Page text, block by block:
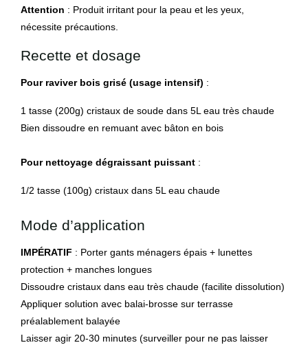
Attention : Produit irritant pour la peau et les yeux,
nécessite précautions.
Recette et dosage
Pour raviver bois grisé (usage intensif) :
1 tasse (200g) cristaux de soude dans 5L eau très chaude
Bien dissoudre en remuant avec bâton en bois
Pour nettoyage dégraissant puissant :
1/2 tasse (100g) cristaux dans 5L eau chaude
Mode d’application
IMPÉRATIF : Porter gants ménagers épais + lunettes
protection + manches longues
Dissoudre cristaux dans eau très chaude (facilite dissolution)
Appliquer solution avec balai-brosse sur terrasse
préalablement balayée
Laisser agir 20-30 minutes (surveiller pour ne pas laisser